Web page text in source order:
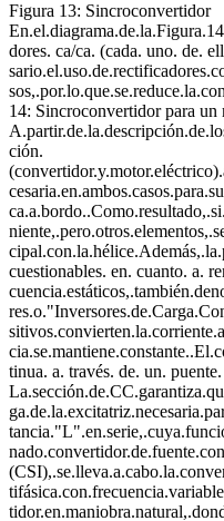
Figura 13: Sincroconvertidor
dores. ca/ca. (cada. uno. de.
14: Sincroconvertidor para un
ción.
cuestionables. en. cuanto. a.
tinua. a. través. de. un.